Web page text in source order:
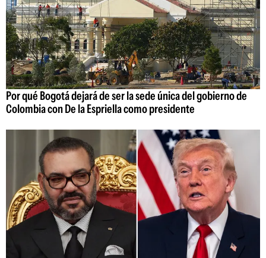
Por qué Bogotá dejará de ser la sede única del gobierno de
Colombia con De la Espriella como presidente